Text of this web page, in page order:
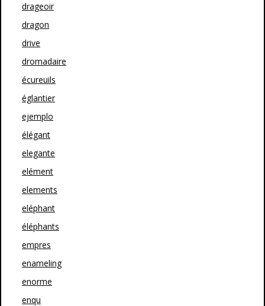
drageoir
dragon
drive
dromadaire
écureuils
églantier
ejemplo
élégant
elegante
elément
elements
eléphant
éléphants
empres
enameling
enorme
enqu